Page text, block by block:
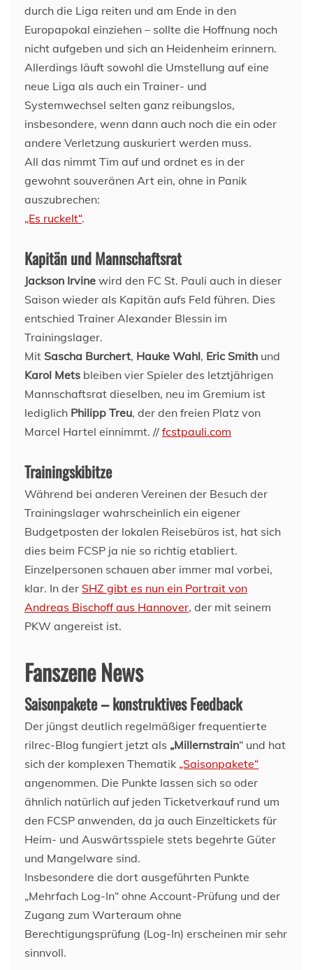
durch die Liga reiten und am Ende in den
Europapokal einziehen – sollte die Hoffnung noch
nicht aufgeben und sich an Heidenheim erinnern.
Allerdings läuft sowohl die Umstellung auf eine
neue Liga als auch ein Trainer- und
Systemwechsel selten ganz reibungslos,
insbesondere, wenn dann auch noch die ein oder
andere Verletzung auskuriert werden muss.
All das nimmt Tim auf und ordnet es in der
gewohnt souveränen Art ein, ohne in Panik
auszubrechen:
„Es ruckelt“.
Kapitän und Mannschaftsrat
Jackson Irvine wird den FC St. Pauli auch in dieser
Saison wieder als Kapitän aufs Feld führen. Dies
entschied Trainer Alexander Blessin im
Trainingslager.
Mit Sascha Burchert, Hauke Wahl, Eric Smith und
Karol Mets bleiben vier Spieler des letztjährigen
Mannschaftsrat dieselben, neu im Gremium ist
lediglich Philipp Treu, der den freien Platz von
Marcel Hartel einnimmt. // fcstpauli.com
Trainingskibitze
Während bei anderen Vereinen der Besuch der
Trainingslager wahrscheinlich ein eigener
Budgetposten der lokalen Reisebüros ist, hat sich
dies beim FCSP ja nie so richtig etabliert.
Einzelpersonen schauen aber immer mal vorbei,
klar. In der SHZ gibt es nun ein Portrait von
Andreas Bischoff aus Hannover, der mit seinem
PKW angereist ist.
Fanszene News
Saisonpakete – konstruktives Feedback
Der jüngst deutlich regelmäßiger frequentierte
rilrec-Blog fungiert jetzt als „Millernstrain“ und hat
sich der komplexen Thematik „Saisonpakete“
angenommen. Die Punkte lassen sich so oder
ähnlich natürlich auf jeden Ticketverkauf rund um
den FCSP anwenden, da ja auch Einzeltickets für
Heim- und Auswärtsspiele stets begehrte Güter
und Mangelware sind.
Insbesondere die dort ausgeführten Punkte
„Mehrfach Log-In“ ohne Account-Prüfung und der
Zugang zum Warteraum ohne
Berechtigungsprüfung (Log-In) erscheinen mir sehr
sinnvoll.